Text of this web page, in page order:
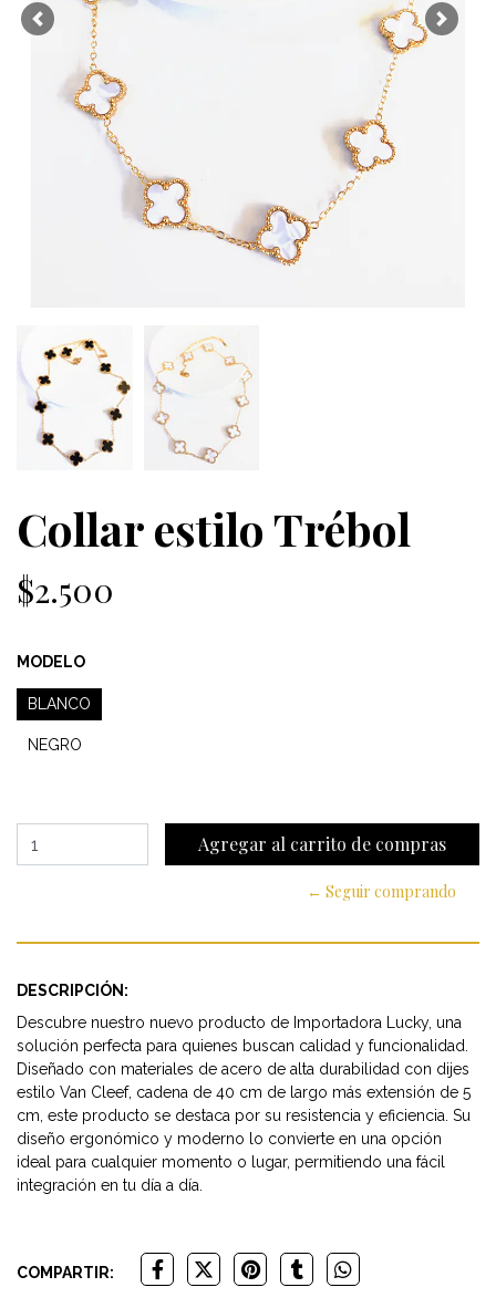
Previous Next
Collar estilo Trébol
$2.500
MODELO
BLANCO
NEGRO
← Seguir comprando
DESCRIPCIÓN:
Descubre nuestro nuevo producto de Importadora Lucky, una
solución perfecta para quienes buscan calidad y funcionalidad.
Diseñado con materiales de acero de alta durabilidad con dijes
estilo Van Cleef, cadena de 40 cm de largo más extensión de 5
cm, este producto se destaca por su resistencia y eficiencia. Su
diseño ergonómico y moderno lo convierte en una opción
ideal para cualquier momento o lugar, permitiendo una fácil
integración en tu día a día.
COMPARTIR: